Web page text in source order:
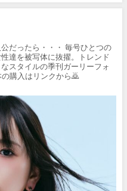
だったら・・・
毎号ひとつの
達を被写体に抜擢。トレンド
スタイルの季刊ガーリーフォ
購入はリンクから🙇